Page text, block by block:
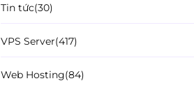
Tin tức(30)
VPS Server(417)
Web Hosting(84)